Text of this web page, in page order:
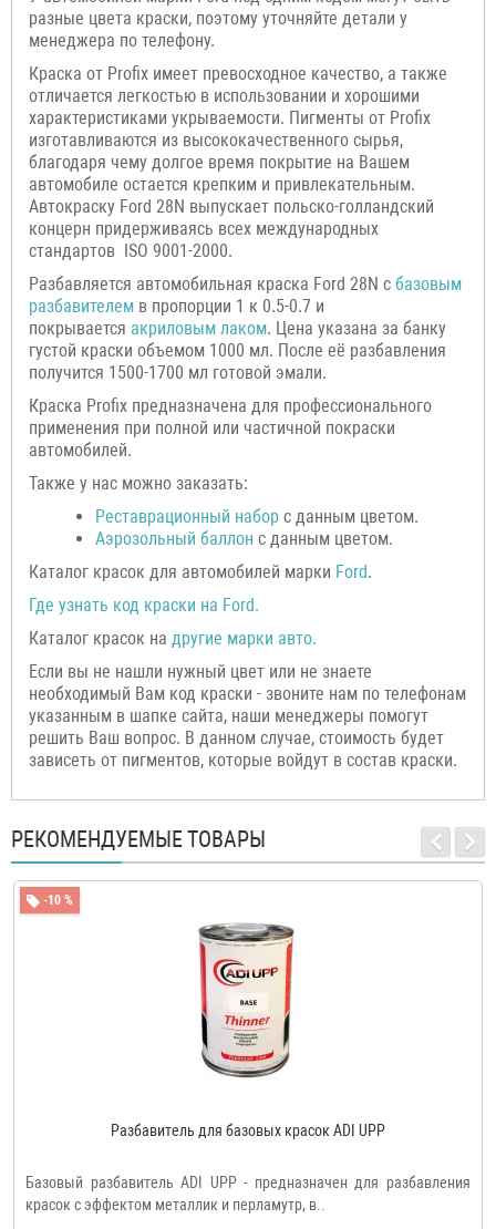
разные цвета краски, поэтому уточняйте детали у
менеджера по телефону.
Краска от Profix имеет превосходное качество, а также
отличается легкостью в использовании и хорошими
характеристиками укрываемости. Пигменты от Profix
изготавливаются из высококачественного сырья,
благодаря чему долгое время покрытие на Вашем
автомобиле остается крепким и привлекательным.
Автокраску Ford 28N выпускает польско-голландский
концерн придерживаясь всех международных
стандартов ISO 9001-2000.
Разбавляется автомобильная краска Ford 28N с базовым
разбавителем в пропорции 1 к 0.5-0.7 и
покрывается акриловым лаком. Цена указана за банку
густой краски объемом 1000 мл. После её разбавления
получится 1500-1700 мл готовой эмали.
Краска Profix предназначена для профессионального
применения при полной или частичной покраски
автомобилей.
Также у нас можно заказать:
Реставрационный набор с данным цветом.
Аэрозольный баллон с данным цветом.
Каталог красок для автомобилей марки Ford.
Где узнать код краски на Ford.
Каталог красок на другие марки авто.
Если вы не нашли нужный цвет или не знаете
необходимый Вам код краски - звоните нам по телефонам
указанным в шапке сайта, наши менеджеры помогут
решить Ваш вопрос. В данном случае, стоимость будет
зависеть от пигментов, которые войдут в состав краски.
РЕКОМЕНДУЕМЫЕ ТОВАРЫ
-10 %
Разбавитель для базовых красок ADI UPP
Базовый разбавитель ADI UPP - предназначен для разбавления
красок с эффектом металлик и перламутр, в..